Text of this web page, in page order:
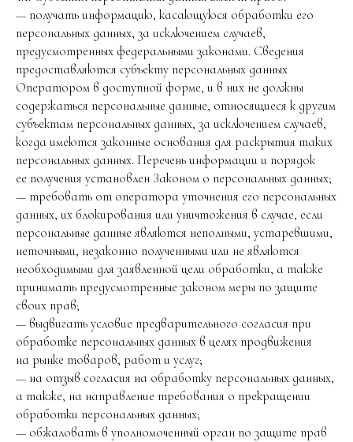
— получать информацию, касающуюся обработки его
персональных данных, за исключением случаев,
предусмотренных федеральными законами. Сведения
предоставляются субъекту персональных данных
Оператором в доступной форме, и в них не должны
содержаться персональные данные, относящиеся к другим
субъектам персональных данных, за исключением случаев,
когда имеются законные основания для раскрытия таких
персональных данных. Перечень информации и порядок
ее получения установлен Законом о персональных данных;
— требовать от оператора уточнения его персональных
данных, их блокирования или уничтожения в случае, если
персональные данные являются неполными, устаревшими,
неточными, незаконно полученными или не являются
необходимыми для заявленной цели обработки, а также
принимать предусмотренные законом меры по защите
своих прав;
— выдвигать условие предварительного согласия при
обработке персональных данных в целях продвижения
на рынке товаров, работ и услуг;
— на отзыв согласия на обработку персональных данных,
а также, на направление требования о прекращении
обработки персональных данных;
— обжаловать в уполномоченный орган по защите прав